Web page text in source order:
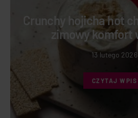
Crunchy hojicha hot
zimowy komfort
13 lutego 2026
CZYTAJ WPIS